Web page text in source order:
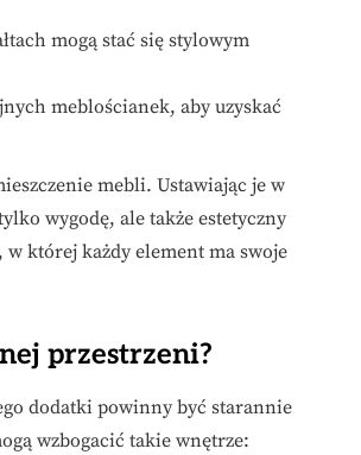
mogą stać się stylowym
meblościanek, aby uzyskać
mebli. Ustawiając je w
wygodę, ale także estetyczny
w której każdy element ma swoje
przestrzeni?
dodatki powinny być starannie
wzbogacić takie wnętrze: